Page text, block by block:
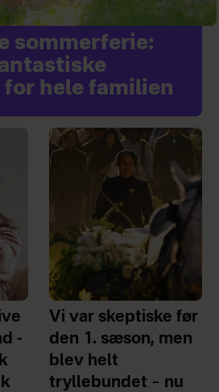
sommerferie:
hele familien
-
Vi var skeptiske før
den 1. sæson, men
blev helt
tryllebundet – nu